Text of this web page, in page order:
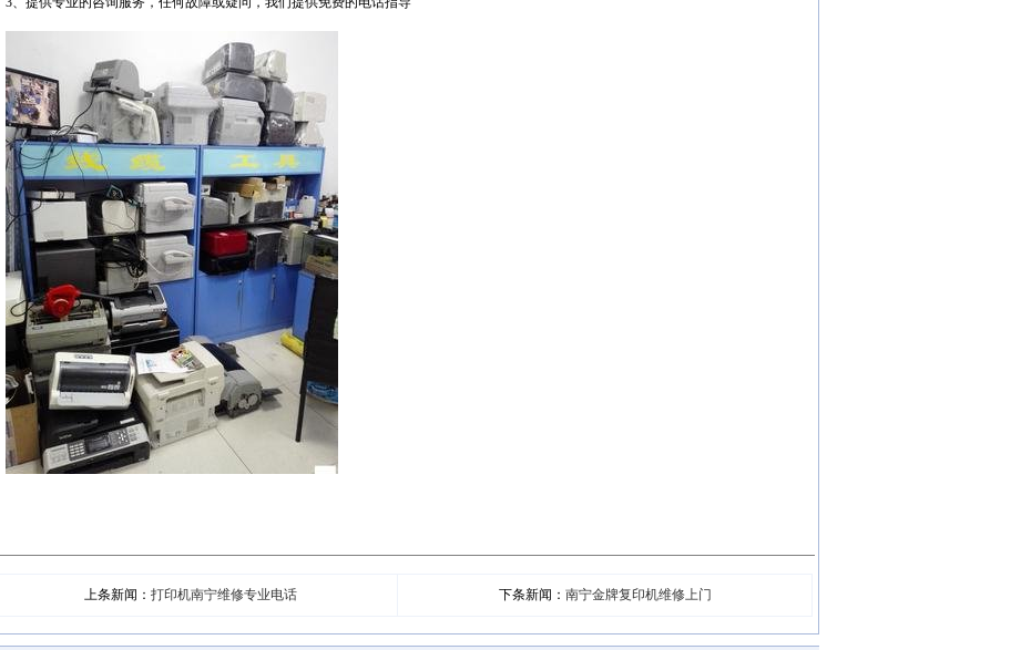
上条新闻： 打印机南宁维修专业电话 下条新闻： 南宁金牌复印机维修上门